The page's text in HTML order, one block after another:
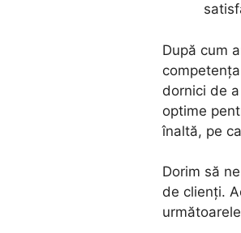
După cum
dornici de
optime
înaltă, pe
Dorim să
de clienți.